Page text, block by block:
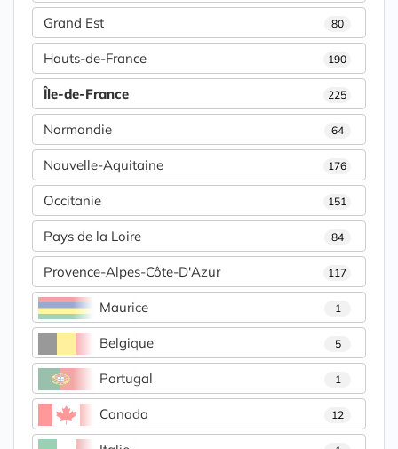
Grand Est 80
Hauts-de-France 190
Île-de-France 225
Normandie 64
Nouvelle-Aquitaine 176
Occitanie 151
Pays de la Loire 84
Provence-Alpes-Côte-D'Azur 117
Maurice 1
Belgique 5
Portugal 1
Canada 12